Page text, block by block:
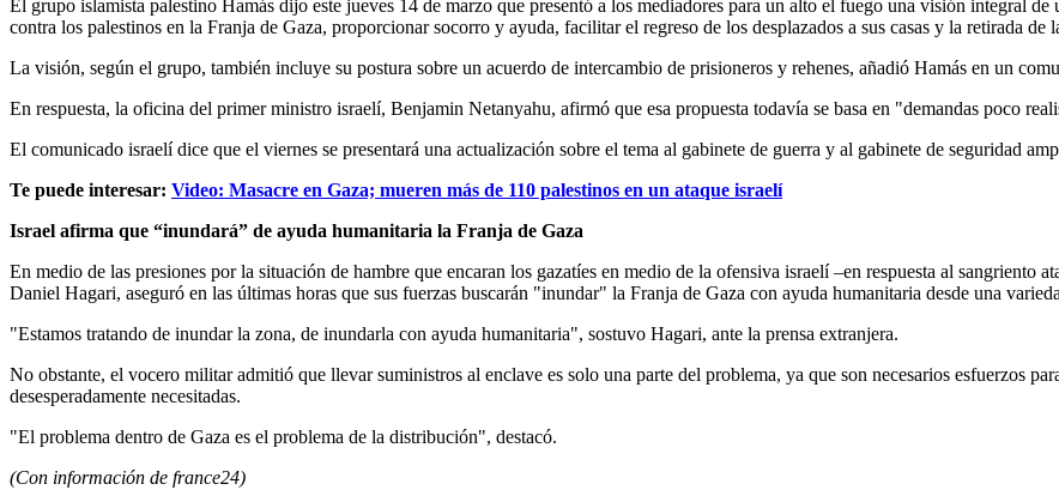
El grupo islamista palestino Hamás dijo este jueves 14 de marzo que presentó a los mediadores para un alto el fuego una visión integral
contra los palestinos en la Franja de Gaza, proporcionar socorro y ayuda, facilitar el regreso de los desplazados a sus casas y la retirada de
La visión, según el grupo, también incluye su postura sobre un acuerdo de intercambio de prisioneros y rehenes, añadió Hamás en un
En respuesta, la oficina del primer ministro israelí, Benjamin Netanyahu, afirmó que esa propuesta todavía se basa en "demandas poco
El comunicado israelí dice que el viernes se presentará una actualización sobre el tema al gabinete de guerra y al gabinete de seguridad
Te puede interesar: Video: Masacre en Gaza; mueren más de 110 palestinos en un ataque israelí
Israel afirma que “inundará” de ayuda humanitaria la Franja de Gaza
En medio de las presiones por la situación de hambre que encaran los gazatíes en medio de la ofensiva israelí –en respuesta al sangriento
Daniel Hagari, aseguró en las últimas horas que sus fuerzas buscarán "inundar" la Franja de Gaza con ayuda humanitaria desde una
"Estamos tratando de inundar la zona, de inundarla con ayuda humanitaria", sostuvo Hagari, ante la prensa extranjera.
No obstante, el vocero militar admitió que llevar suministros al enclave es solo una parte del problema, ya que son necesarios esfuerzos
desesperadamente necesitadas.
"El problema dentro de Gaza es el problema de la distribución", destacó.
(Con información de france24)